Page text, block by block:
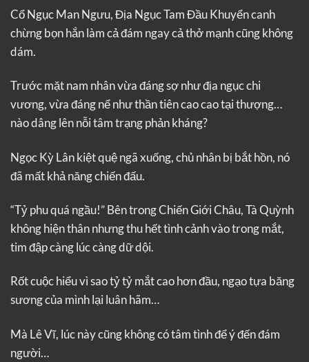
Cổ Ngục Man Ngưu, Địa Ngục Tam Đầu Khuyển canh
chừng bọn hắn làm cả đám ngay cả thở mạnh cũng không
dám.
Trước mặt nam nhân vừa đáng sợ như địa ngục chi
vương, vừa đáng nể như thần tiên cao cao tại thượng…
nào dâng lên nỗi tâm trạng phản kháng?
Ngọc Kỳ Lân kiệt quệ ngã xuống, chủ nhân bị bắt hồn, nó
đã mất khả năng chiến đấu.
“Tỷ phu quá ngầu!” Bên trong Chiến Giới Châu, Tà Quỳnh
không hiện thân nhưng thu hết tình cảnh vào trong mắt,
tim đập càng lúc càng dữ dội.
Rốt cuộc hiểu vì sao tỷ tỷ mắt cao hơn đầu, ngạo tựa băng
sương của mình lại luân hãm…
Mà Lê Vĩ, lúc này cũng không có tâm tình để ý đến đám
người…